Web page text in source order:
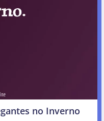
no Inverno